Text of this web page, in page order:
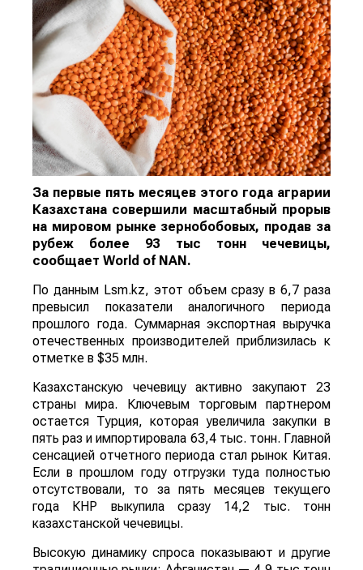
За первые пять месяцев этого года аграрии
Казахстана совершили масштабный прорыв
на мировом рынке зернобобовых, продав за
рубеж более 93 тыс тонн чечевицы,
сообщает World of NAN.
По данным Lsm.kz, этот объем сразу в 6,7 раза
превысил показатели аналогичного периода
прошлого года. Суммарная экспортная выручка
отечественных производителей приблизилась к
отметке в $35 млн.
Казахстанскую чечевицу активно закупают 23
страны мира. Ключевым торговым партнером
остается Турция, которая увеличила закупки в
пять раз и импортировала 63,4 тыс. тонн. Главной
сенсацией отчетного периода стал рынок Китая.
Если в прошлом году отгрузки туда полностью
отсутствовали, то за пять месяцев текущего
года КНР выкупила сразу 14,2 тыс. тонн
казахстанской чечевицы.
Высокую динамику спроса показывают и другие